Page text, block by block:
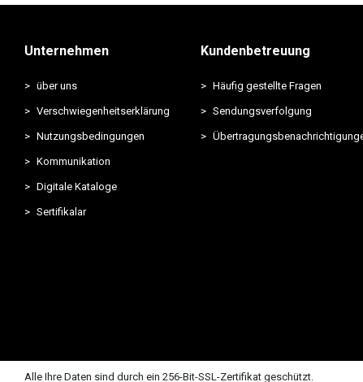
Unternehmen
über uns
Verschwiegenheitserklärung
Nutzungsbedingungen
Kommunikation
Digitale Kataloge
Sertifikalar
Kundenbetreuung
Häufig gestellte Fragen
Sendungsverfolgung
Alle Ihre Daten sind durch ein 256-Bit-SSL-Zertifikat geschützt.